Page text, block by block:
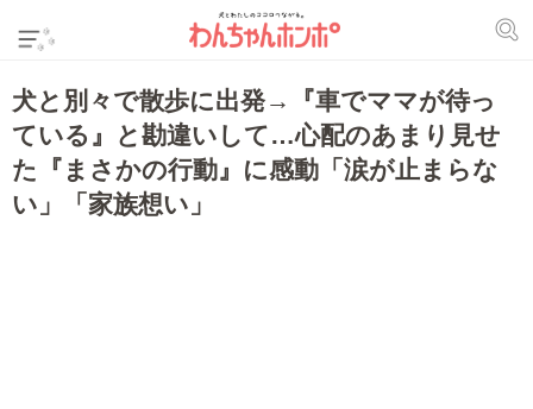
犬と別々で散歩に出発→『車でママが待っ
ている』と勘違いして…心配のあまり見せ
た『まさかの行動』に感動「涙が止まらな
い」「家族想い」